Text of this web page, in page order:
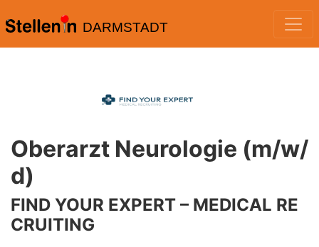
DARMSTADT
Oberarzt Neurologie (m/w/
d)
FIND YOUR EXPERT – MEDICAL RE
CRUITING